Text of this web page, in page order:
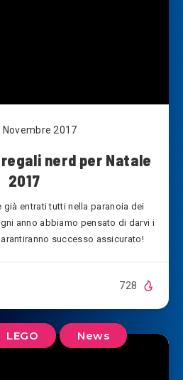
Novembre 2017
nerd per Natale
2017
entrati tutti nella paranoia dei
anno abbiamo pensato di darvi i
successo assicurato!
728
LEGO News